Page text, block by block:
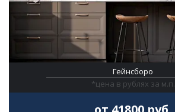
Гейнсборо
*цена в рублях за м.п.